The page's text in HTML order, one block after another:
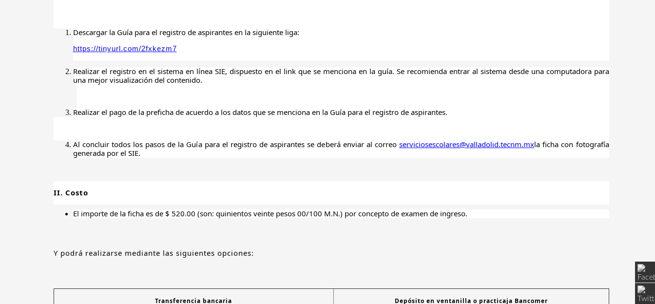
Descargar la Guía para el registro de aspirantes en la siguiente liga:
https://tinyurl.com/2fxkezm7
Realizar el registro en el sistema en línea SIE, dispuesto en el link que se menciona en la guía. Se recomienda entrar al sistema desde una computadora para
una mejor visualización del contenido.
Realizar el pago de la prefichade acuerdo a los datos que se menciona en la Guía para el registro de aspirantes.
Al concluir todos los pasos de la Guía para el registro de aspirantes se deberá enviar al correoserviciosescolares@valladolid.tecnm.mxla ficha con fotografía
generada por el SIE.
II. Costo
El importe de la ficha es de $ 520.00 (son: quinientos veinte pesos 00/100 M.N.) por concepto de examen de ingreso.
Y podrá realizarse mediante las siguientes opciones:
Transferencia bancaria Depósito en ventanilla o practicaja Bancomer